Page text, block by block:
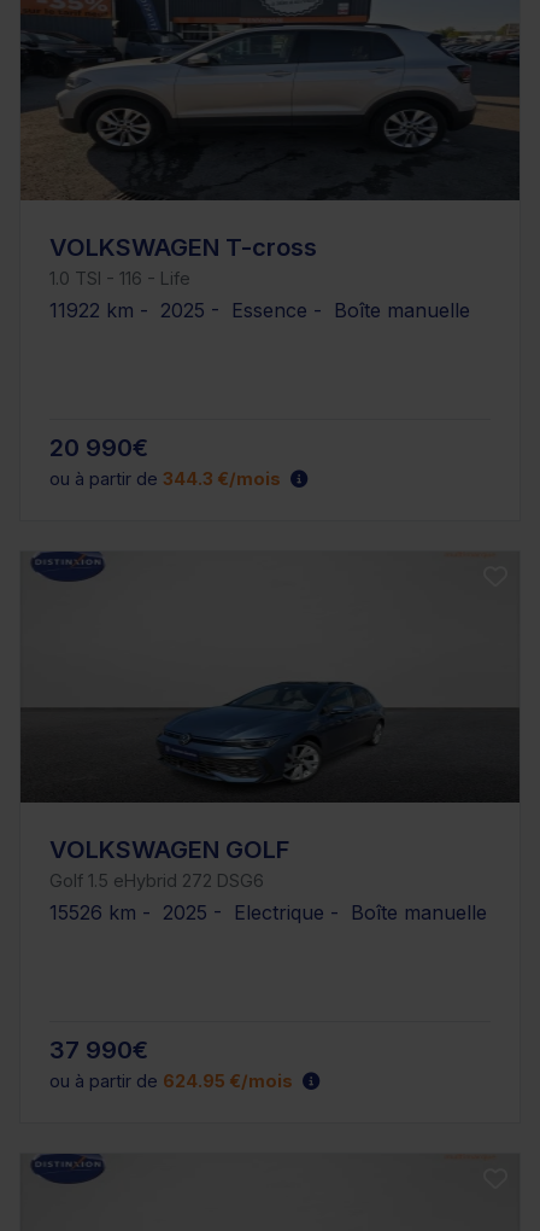
VOLKSWAGEN T-cross
1.0 TSI - 116 - Life
11922 km - 2025 - Essence - Boîte manuelle
20 990€
ou à partir de 344.3 €/mois
VOLKSWAGEN GOLF
Golf 1.5 eHybrid 272 DSG6
15526 km - 2025 - Electrique - Boîte manuelle
37 990€
ou à partir de 624.95 €/mois